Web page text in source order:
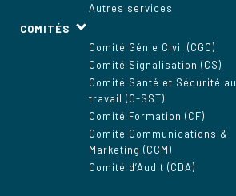
Autres services
COMITÉS
Comité Génie Civil (CGC)
Comité Signalisation (CS)
Comité Santé et Sécurité au
travail (C-SST)
Comité Formation (CF)
Comité Communications &
Marketing (CCM)
Comité d’Audit (CDA)